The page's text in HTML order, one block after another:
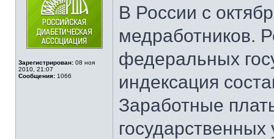
Зарегистрирован: 08 ноя
2010, 21:07
Сообщения: 1066
В России с
медработников.
федеральных
индексация
Заработные